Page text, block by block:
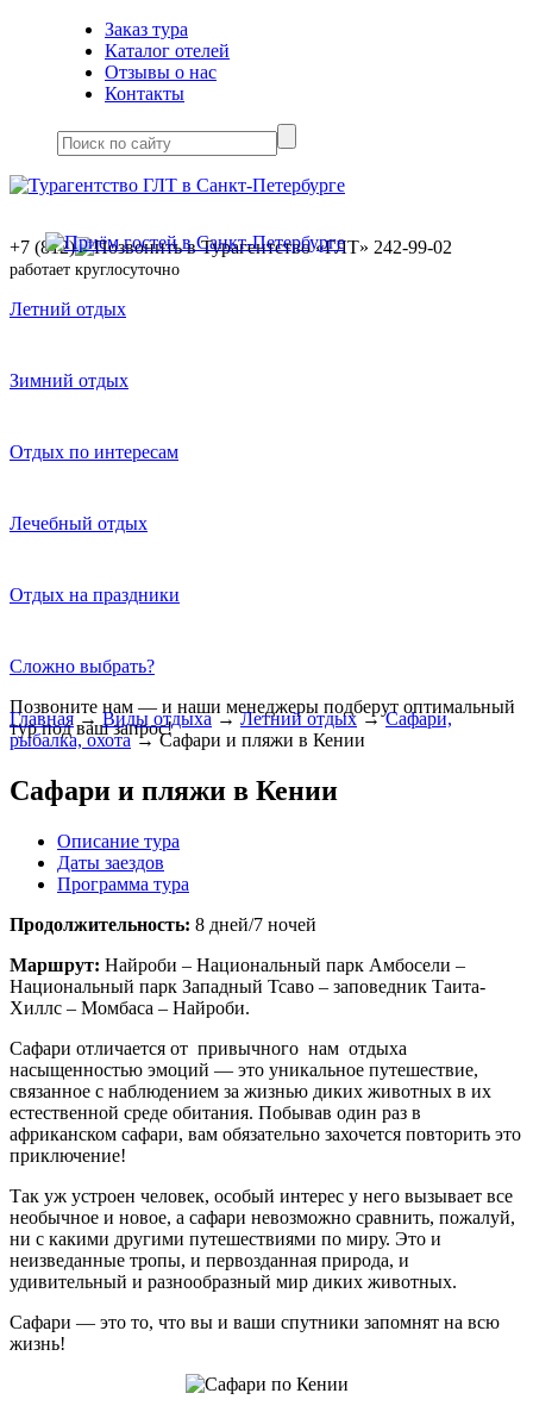
Заказ тура
Каталог отелей
Отзывы о нас
Контакты
+7 (812) 242-99-02
работает круглосуточно
Летний отдых
Зимний отдых
Отдых по интересам
Лечебный отдых
Отдых на праздники
Сложно выбрать?
Позвоните нам — и наши менеджеры подберут оптимальный
тур под ваш запрос!
Главная→ Виды отдыха→Летний отдых→Сафари,
рыбалка, охота→Сафари и пляжи в Кении
Сафари и пляжи в Кении
Описание тура
Даты заездов
Программа тура
Продолжительность: 8 дней/7 ночей
Маршрут: Найроби – Национальный парк Амбосели –
Национальный парк Западный Тсаво – заповедник Таита-
Хиллс – Момбаса – Найроби.
Сафари отличается от привычного нам отдыха
насыщенностью эмоций — это уникальное путешествие,
связанное с наблюдением за жизнью диких животных в их
естественной среде обитания. Побывав один раз в
африканском сафари, вам обязательно захочется повторить это
приключение!
Так уж устроен человек, особый интерес у него вызывает все
необычное и новое, а сафари невозможно сравнить, пожалуй,
ни с какими другими путешествиями по миру. Это и
неизведанные тропы, и первозданная природа, и
удивительный и разнообразный мир диких животных.
Сафари — это то, что вы и ваши спутники запомнят на всю
жизнь!